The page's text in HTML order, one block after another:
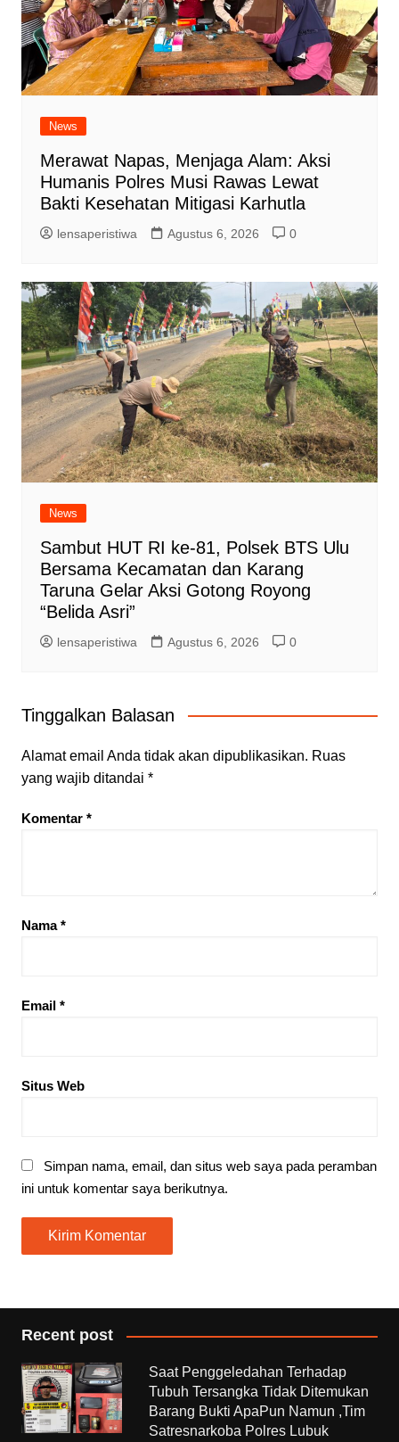
News
Merawat Napas, Menjaga Alam: Aksi
Humanis Polres Musi Rawas Lewat
Bakti Kesehatan Mitigasi Karhutla
lensaperistiwa Agustus 6, 2026 0
News
Sambut HUT RI ke-81, Polsek BTS Ulu
Bersama Kecamatan dan Karang
Taruna Gelar Aksi Gotong Royong
“Belida Asri”
lensaperistiwa Agustus 6, 2026 0
Tinggalkan Balasan
Alamat email Anda tidak akan dipublikasikan. Ruas
yang wajib ditandai *
Komentar *
Nama*
Email *
Situs Web
Simpan nama, email, dan situs web saya pada peramban
ini untuk komentar saya berikutnya.
Recent post
Saat Penggeledahan Terhadap
Tubuh Tersangka Tidak Ditemukan
Barang Bukti ApaPun Namun ,Tim
Satresnarkoba Polres Lubuk